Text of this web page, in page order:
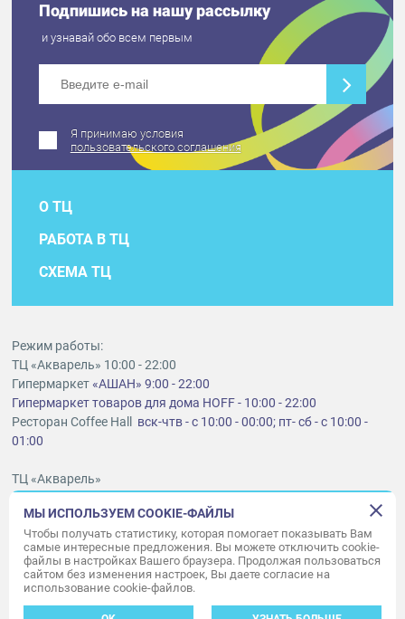
Подпишись на нашу рассылку
и узнавай обо всем первым
Я принимаю условия
пользовательского соглашения
О ТЦ
РАБОТА В ТЦ
СХЕМА ТЦ
Режим работы:
ТЦ «Акварель» 10:00 - 22:00
Гипермаркет«АШАН» 9:00 - 22:00
Гипермаркет товаров для дома HOFF - 10:00 - 22:00
Ресторан Coffee Hall вск-чтв - с 10:00 - 00:00; пт- сб - с 10:00 -
01:00
ТЦ «Акварель»
lt@aquarelle-centre.ru
ООО «Акварель»
© «Акварель» 2010–2026. Все права защищены.
Дизайн концепция сайта —
Адаптивный дизайн и программирование —34 ВЕБ
МЫ ИСПОЛЬЗУЕМ COOKIE-ФАЙЛЫ
Чтобы получать статистику, которая помогает показывать Вам
самые интересные предложения. Вы можете отключить cookie-
файлы в настройках Вашего браузера. Продолжая пользоваться
сайтом без изменения настроек, Вы даете согласие на
использование cookie-файлов.